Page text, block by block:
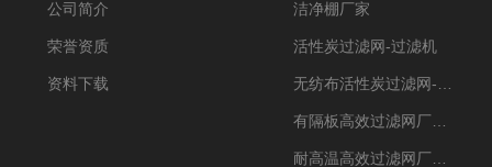
公司简介
荣誉资质
资料下载
洁净棚厂家
活性炭过滤网-过滤机